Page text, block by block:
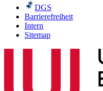
DGS
Barrierefreiheit
Intern
Sitemap